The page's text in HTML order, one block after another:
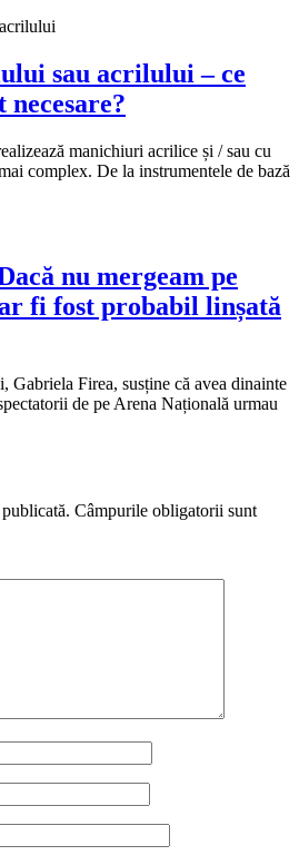
sau acrilului – ce
necesare?
manichiuri acrilice și / sau cu
complex. De la instrumentele de bază
nu mergeam pe
fi fost probabil linșată
Gabriela Firea, susține că avea dinainte
de pe Arena Națională urmau
Câmpurile obligatorii sunt